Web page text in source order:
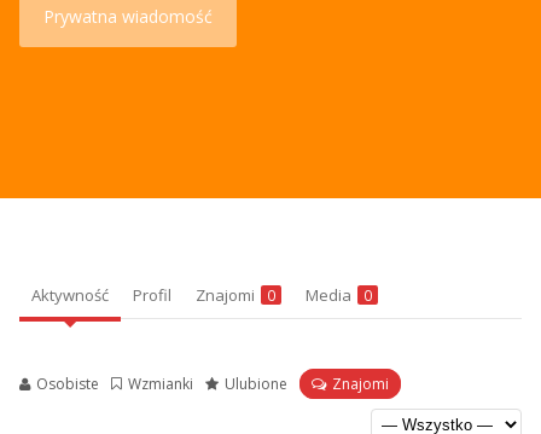
Prywatna wiadomość
Aktywność Profil Znajomi 0 Media 0
Osobiste Wzmianki Ulubione Znajomi